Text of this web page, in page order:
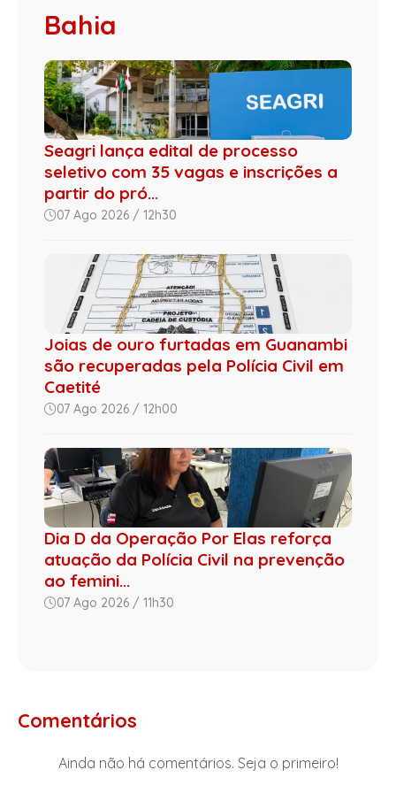
Bahia
Seagri lança edital de processo
seletivo com 35 vagas e inscrições a
partir do pró...
07 Ago 2026 / 12h30
Joias de ouro furtadas em Guanambi
são recuperadas pela Polícia Civil em
Caetité
07 Ago 2026 / 12h00
Dia D da Operação Por Elas reforça
atuação da Polícia Civil na prevenção
ao femini...
07 Ago 2026 / 11h30
Comentários
Ainda não há comentários. Seja o primeiro!